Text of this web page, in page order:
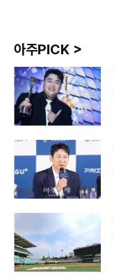
아주PICK >